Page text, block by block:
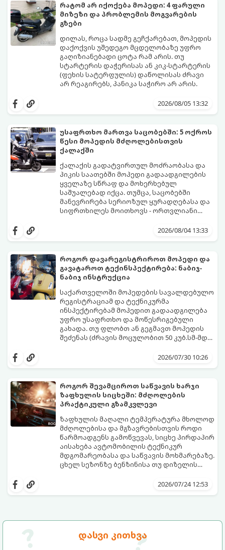
დასვი კითხვა
რატომ არ იქოქება მოპედი: 4 ფარული
მიზეზი და პრობლემის მოგვარების
გზები
დილას, როცა სადმე გეჩქარებათ, მოპედის
დაქოქვის უშედეგო მცდელობაზე უფრო
გაღიზიანებადი ცოტა რამ არის. თუ
სტარტერის დაჭერისას ან კიკ-სტარტერის
(ფეხის სატერფულის) დაწოლისას ძრავი
არ რეაგირებს, პანიკა საჭირო არ არის.
მიზეზები უმეტესად 4 ძირითად კვანძთან
როგორ მოვაგვაროთ ისინი.
2026/08/05 13:32
უსაფრთხო მართვა საცობებში: 5 ოქროს
წესი მოპედის მძღოლებისთვის
ქალაქში
ქალაქის გადატვირთულ მოძრაობასა და
პიკის საათებში მოპედი გადაადგილების
ყველაზე სწრაფ და მოხერხებულ
საშუალებად იქცა. თუმცა, საცობებში
მანევრირება სერიოზულ ყურადღებასა და
სიფრთხილეს მოითხოვს - ორთვლიანი
შედარებით ბევრად მოწყვლადია.
იყოს მშვიდი, სწრაფი და უსაფრთხო,
გაითვალისწინოს.
2026/08/04 13:33
როგორ დავარეგისტრიროთ მოპედი და
გავატაროთ ტექინსპექტირება: ნაბიჯ-
ნაბიჯ ინსტრუქცია
საქართველოში მოპედების სავალდებულო
რეგისტრაციამ და ტექნიკურმა
ინსპექტირებამ მოპედით გადაადგილება
უფრო უსაფრთხო და მოწესრიგებული
გახადა. თუ ფლობთ ან გეგმავთ მოპედის
შეძენას (ძრავის მოცულობით 50 კუბ.სმ-მდე
მდე), აუცილებელია იცოდეთ, როგორ
ინსტრუქციას პროცედურების, საჭირო
2026/07/30 10:26
როგორ შევამციროთ საწვავის ხარჯი
ზაფხულის სიცხეში: მძღოლების
პრაქტიკული გზამკვლევი
ზაფხულის მაღალი ტემპერატურა მხოლოდ
მძღოლებისა და მგზავრებისთვის როდი
წარმოადგენს გამოწვევას, სიცხე პირდაპირ
აისახება ავტომობილის ტექნიკურ
მდგომარეობასა და საწვავის მოხმარებაზე.
ცხელ სეზონზე ბენზინისა თუ დიზელის
ავტომატურად ზრდის ყოველდღიურ
პრაქტიკული წესის ცოდნით2026/07/24 12:53